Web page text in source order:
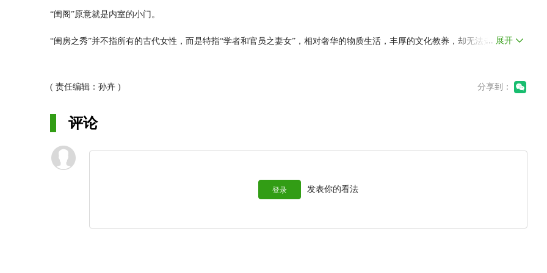
“闺阁”原意就是内室的小门。
“闺房之秀”并不指所有的古代女性，而是特指“学者和官员之妻女”，相对奢华的物质生活，丰厚的文化教养，却无法走出“后花
她们留下了许多华服，精致典雅，尽显女子情致，蕙质兰心，只是带着不明言的心思，藏着隐而不宣的祈愿；她们写下的那些
4月25日至7月26日，杭州工艺美术博物馆“凭阑观史”系列展二---“挽袖作新词·明清闺阁文化展”将在中国扇博物馆（小河路450
号）二楼临展厅开展。展览共计展出119件展品，其中包含76组挽袖，19件服饰和12件书画等，从闺阁女子的绣品、衣物、诗
词，尝试为观众营造出一个动人、动情的闺秀女性空间，解读明清闺阁的文化内涵。
... 展开
( 责任编辑：孙卉 ) 分享到：
评论
登录 发表你的看法